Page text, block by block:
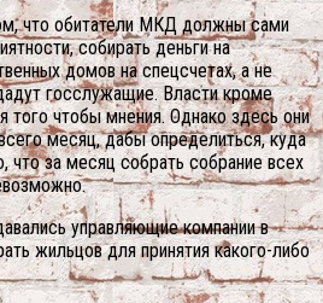
что обитатели МКД должны сами
собирать деньги на
домов на спецсчетах, а не
госслужащие. Власти кроме
того чтобы мнения. Однако здесь они
месяц, дабы определиться, куда
что за месяц собрать собрание всех
управляющие компании в
жильцов для принятия какого-либо